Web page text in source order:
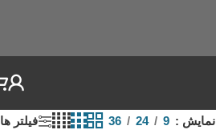
نمایش 9
24
36 فیلتر ها